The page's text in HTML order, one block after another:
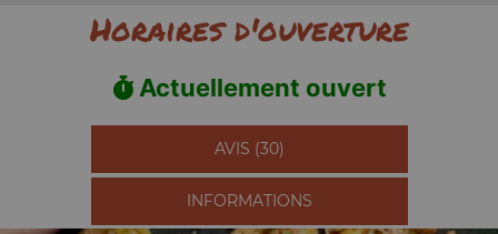
Horaires d'ouverture
Actuellement ouvert
AVIS (30)
INFORMATIONS